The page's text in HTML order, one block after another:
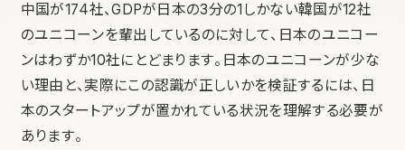
中国が174社、GDPが日本の3分の1しかない韓国が12社
のユニコーンを輩出しているのに対して、日本のユニコー
ンはわずか10社にとどまります。日本のユニコーンが少な
い理由と、実際にこの認識が正しいかを検証するには、日
本のスタートアップが置かれている状況を理解する必要が
あります。